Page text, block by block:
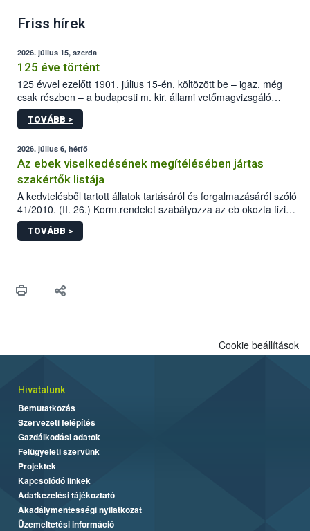
Friss hírek
2026. július 15, szerda
125 éve történt
125 évvel ezelőtt 1901. július 15-én, költözött be – igaz, még
csak részben – a budapesti m. kir. állami vetőmagvizsgáló
állomás a Kis Rókus utca 15. szám alatti, Czigler Győző által
tervezett új épületébe.
TOVÁBB >
2026. július 6, hétfő
Az ebek viselkedésének megítélésében jártas
szakértők listája
A kedvtelésből tartott állatok tartásáról és forgalmazásáról szóló
41/2010. (II. 26.) Korm.rendelet szabályozza az eb okozta fizikai
sérülés, illetve ennek veszélye keletkezésekor felmerülő
hatósági feladatokat, valamint a veszélyes eb tartását és annak
TOVÁBB >
Cookie beállítások
Hivatalunk
Bemutatkozás
Szervezeti felépítés
Gazdálkodási adatok
Felügyeleti szervünk
Projektek
Kapcsolódó linkek
Adatkezelési tájékoztató
Akadálymentességi nyilatkozat
Üzemeltetési információ